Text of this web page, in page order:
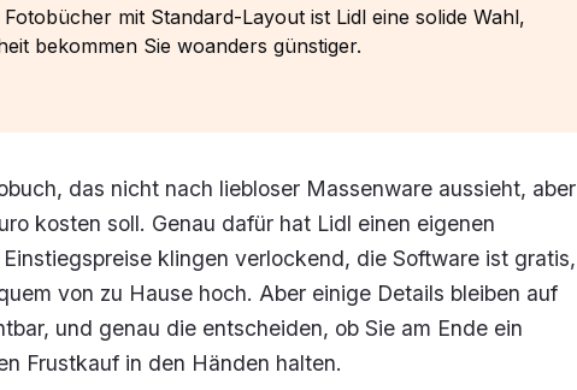
mit Standard-Layout ist Lidl eine solide Wahl,
bekommen Sie woanders günstiger.
das nicht nach liebloser Massenware aussieht, aber
kosten soll. Genau dafür hat Lidl einen eigenen
klingen verlockend, die Software ist gratis,
von zu Hause hoch. Aber einige Details bleiben auf
und genau die entscheiden, ob Sie am Ende ein
Frustkauf in den Händen halten.